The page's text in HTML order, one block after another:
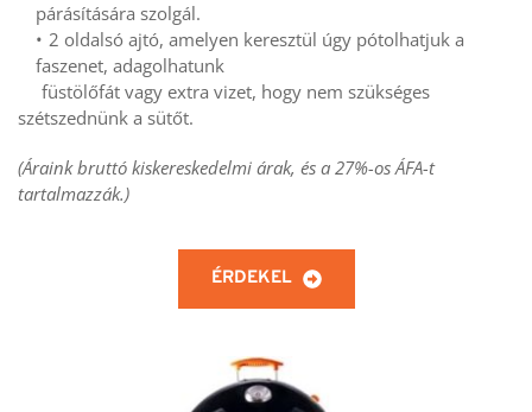
párásítására szolgál.
2 oldalsó ajtó, amelyen keresztül úgy pótolhatjuk a
faszenet, adagolhatunk
szétszednünk a sütőt.
(Áraink bruttó kiskereskedelmi árak, és a 27%-os ÁFA-t
tartalmazzák.)
ÉRDEKEL